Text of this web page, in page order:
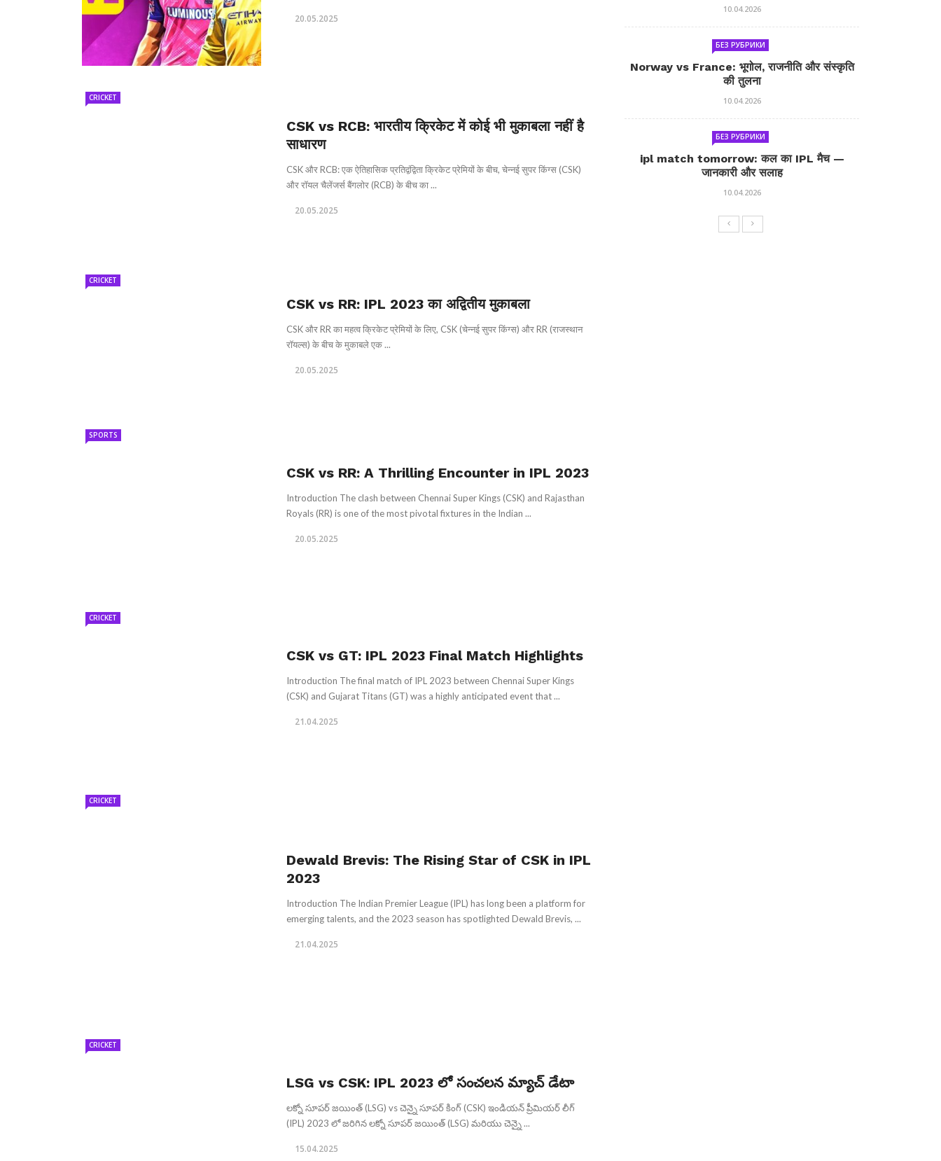
20.05.2025
CRICKET
CSK vs RCB: भारतीय क्रिकेट में कोई भी मुकाबला नहीं है
साधारण
CSK और RCB: एक ऐतिहासिक प्रतिद्वंद्विता क्रिकेट प्रेमियों के बीच, चेन्नई सुपर किंग्स (CSK)
और रॉयल चैलेंजर्स बैंगलोर (RCB) के बीच का ...
20.05.2025
CRICKET
CSK vs RR: IPL 2023 का अद्वितीय मुकाबला
CSK और RR का महत्व क्रिकेट प्रेमियों के लिए, CSK (चेन्नई सुपर किंग्स) और RR (राजस्थान
रॉयल्स) के बीच के मुकाबले एक ...
20.05.2025
SPORTS
CSK vs RR: A Thrilling Encounter in IPL 2023
Introduction The clash between Chennai Super Kings (CSK) and Rajasthan
Royals (RR) is one of the most pivotal fixtures in the Indian ...
20.05.2025
CRICKET
CSK vs GT: IPL 2023 Final Match Highlights
Introduction The final match of IPL 2023 between Chennai Super Kings
(CSK) and Gujarat Titans (GT) was a highly anticipated event that ...
21.04.2025
CRICKET
Dewald Brevis: The Rising Star of CSK in IPL
2023
Introduction The Indian Premier League (IPL) has long been a platform for
emerging talents, and the 2023 season has spotlighted Dewald Brevis, ...
21.04.2025
CRICKET
LSG vs CSK: IPL 2023 లో సంచలన మ్యాచ్ డేటా
లక్నో సూపర్ జయింత్ (LSG) vs చెన్నై సూపర్ కింగ్‌ (CSK) ఇండియన్ ప్రీమియర్ లీగ్
(IPL) 2023 లో జరిగిన లక్నో సూపర్ జయింత్ (LSG) మరియు చెన్నై ...
15.04.2025
10.04.2026
БЕЗ РУБРИКИ
Norway vs France: भूगोल, राजनीति और संस्कृति
की तुलना
10.04.2026
БЕЗ РУБРИКИ
ipl match tomorrow: कल का IPL मैच —
जानकारी और सलाह
10.04.2026